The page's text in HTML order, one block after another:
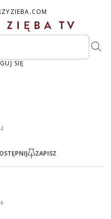
SIĘ
ZAPISZ